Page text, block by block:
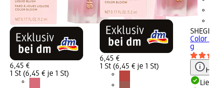
6,45 €
1 St (6,45 € je 1 St)
6,45 €
1 St (6,45 € je 1 St)
Color
g